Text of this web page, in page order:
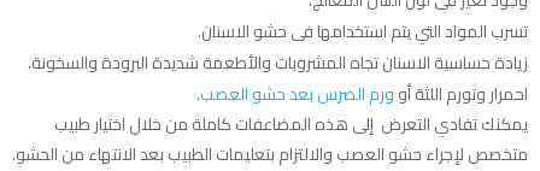
تسرب المواد التي يتم استخدامها فى حشو الاسنان.
زيادة حساسية الاسنان تجاه المشروبات والأطعمة شديدة البرودة والسخونة.
احمرار وتورم اللثة أوورم الضرس بعد حشو العصب.
يمكنك تفادي التعرض إلى هذه المضاعفات كاملة من خلال اختيار طبيب
متخصص لإجراء حشو العصب والالتزام بتعليمات الطبيب بعد الانتهاء من الحشو.